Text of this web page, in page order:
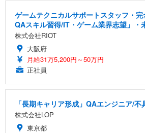
ゲームテクニカルサポートスタッフ・
QAスキル習得/IT・ゲーム業界志望」・
株式会社RIOT
大阪府
月給31万5,200円～50万円
正社員
「長期キャリア形成」QAエンジニア/
株式会社LOP
東京都